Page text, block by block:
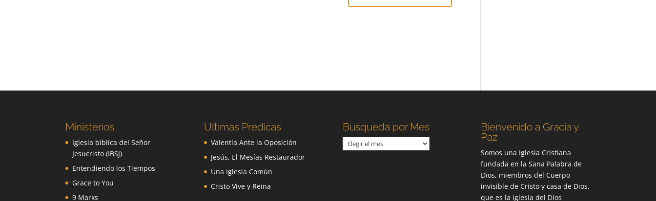
Ministerios
Iglesia biblica del Señor
Jesucristo (IBSJ)
Entendiendo los Tiempos
Grace to You
9 Marks
Ultimas Predicas
Valentía Ante la Oposición
Jesús, El Mesías Restaurador
Una Iglesia Común
Cristo Vive y Reina
Busqueda por Mes
Busqueda
por
Bienvenido a Gracia y
Paz
Somos una Iglesia Cristiana
fundada en la Sana Palabra de
Dios, miembros del Cuerpo
invisible de Cristo y casa de Dios,
que es la iglesia del Dios